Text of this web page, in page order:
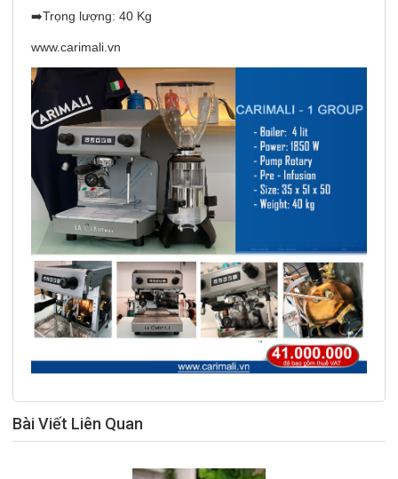
➡️Trọng lượng: 40 Kg
www.carimali.vn
Bài Viết Liên Quan